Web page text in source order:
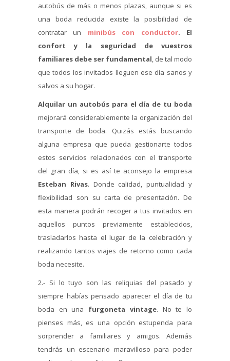
autobús de más o menos plazas, aunque si es
una boda reducida existe la posibilidad de
contratar un minibús con conductor.
El
confort y la seguridad de vuestros
familiares debe ser fundamental , de tal modo
que todos los invitados lleguen ese día sanos y
salvos a su hogar.
Alquilar un autobús para el día de tu boda
mejorará considerablemente la organización del
transporte de boda. Quizás estás buscando
alguna empresa que pueda gestionarte todos
estos servicios relacionados con el transporte
del gran día, si es así te aconsejo la empresa
Esteban Rivas. Donde calidad, puntualidad y
flexibilidad son su carta de presentación. De
esta manera podrán recoger a tus invitados en
aquellos puntos previamente establecidos,
trasladarlos hasta el lugar de la celebración y
realizando tantos viajes de retorno como cada
boda necesite.
2.- Si lo tuyo son las reliquias del pasado y
siempre habías pensado aparecer el día de tu
boda en una furgoneta vintage. No te lo
pienses más, es una opción estupenda para
sorprender a familiares y amigos. Además
tendrás un escenario maravilloso para poder